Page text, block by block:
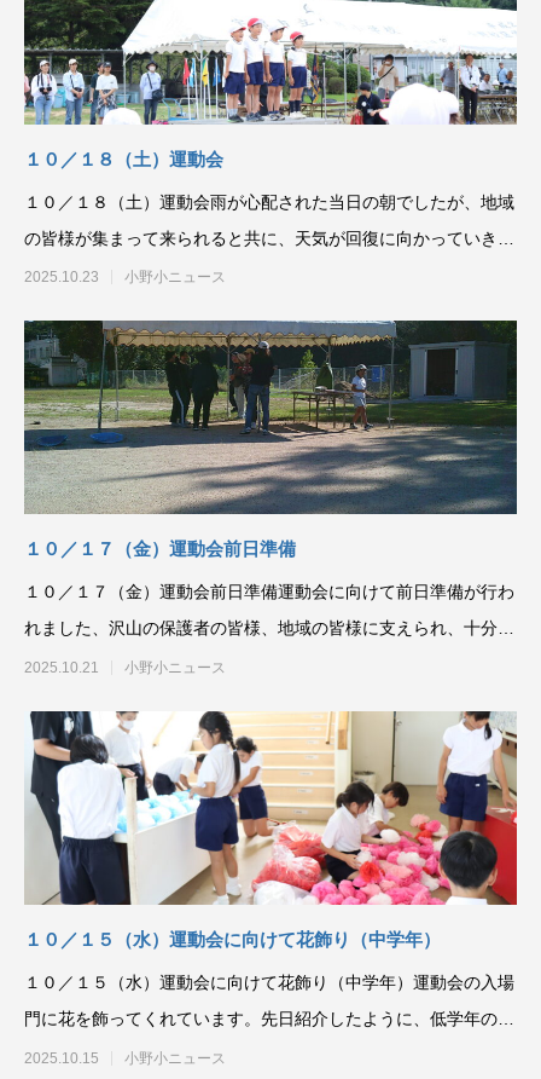
１０／１８（土）運動会
１０／１８（土）運動会雨が心配された当日の朝でしたが、地域
の皆様が集まって来られると共に、天気が回復に向かっていきま
した。児童も、保護者
2025.10.23 小野小ニュース
１０／１７（金）運動会前日準備
１０／１７（金）運動会前日準備運動会に向けて前日準備が行わ
れました、沢山の保護者の皆様、地域の皆様に支えられ、十分な
準備を行うことができ
2025.10.21 小野小ニュース
１０／１５（水）運動会に向けて花飾り（中学年）
１０／１５（水）運動会に向けて花飾り（中学年）運動会の入場
門に花を飾ってくれています。先日紹介したように、低学年の児
童が花を作ってくれま
2025.10.15 小野小ニュース